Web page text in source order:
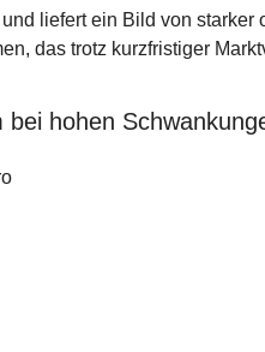
liefert ein Bild von starker
das trotz kurzfristiger
hohen